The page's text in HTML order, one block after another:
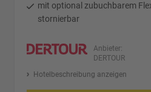
mit optional zubuchbarem
stornierbar
Anbieter:
DERTOUR
Hotelbeschreibung anzeigen